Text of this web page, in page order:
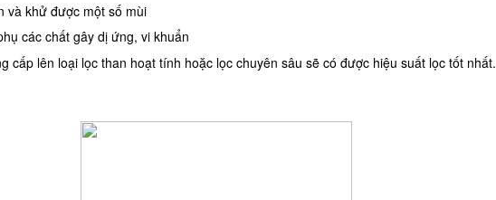
và khử được một số mùi
các chất gây dị ứng, vi khuẩn
cấp lên loại lọc than hoạt tính hoặc lọc chuyên sâu sẽ có được hiệu suất lọc tốt nhất.